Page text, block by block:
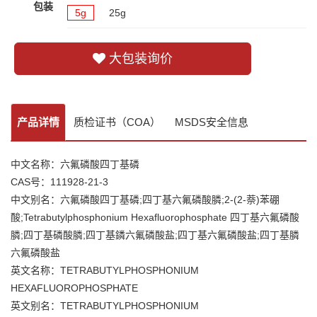
包装
5g 25g
大包装询价
产品详情 质检证书（COA） MSDS安全信息
中文名称：六氟磷酸四丁基磷
CAS号：111928-21-3
中文别名：六氟磷酸四丁基磷;四丁基六氟磷酸膦;2-(2-萘)苯硼
酸;Tetrabutylphosphonium Hexafluorophosphate 四丁基六氟磷酸
膦;四丁基磷酸膦;四丁基鏻六氟磷酸盐;四丁基六氟磷酸盐;四丁基膦
六氟磷酸盐
英文名称：TETRABUTYLPHOSPHONIUM
HEXAFLUOROPHOSPHATE
英文别名：TETRABUTYLPHOSPHONIUM